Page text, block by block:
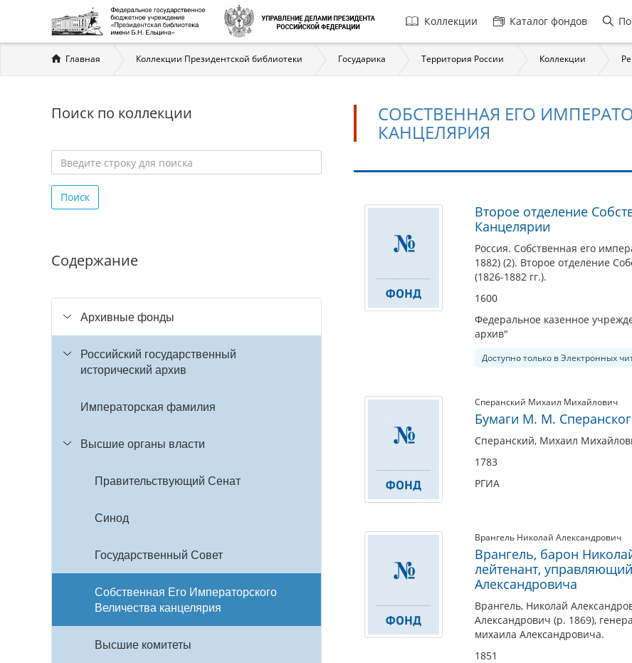
Главная
навигация
Коллекции Каталог фондов
Вы
здесь
Главная Коллекции Президентской библиотеки Государика Территория России Коллекции
Поиск по коллекции
строку
для
Поиск
Содержание
Архивные фонды
Российский государственный
исторический архив
Императорская фамилия
Высшие органы власти
Правительствующий Сенат
Синод
Государственный Совет
Собственная Его Императорского
Величества канцелярия
Высшие комитеты
СОБСТВЕННАЯ ЕГО
КАНЦЕЛЯРИЯ
Собственная
Императорского
канцелярия
Второе отделение
Канцелярии
Россия. Собственная его
1882) (2). Второе отделение
(1826-1882 гг.).
1600
Федеральное казенное
архив"
Доступно только в Электронных
Сперанский Михаил Михайлович
Бумаги М. М.
Сперанский, Михаил
1783
РГИА
Врангель Николай Александрович
Врангель, барон
лейтенант,
Александровича
Врангель, Николай
Александрович (р. 1869),
михаила Александровича.
1851